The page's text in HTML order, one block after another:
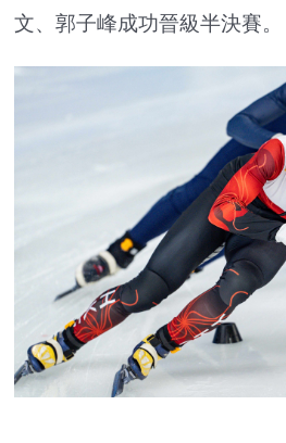
文、郭子峰成功晉級半決賽。